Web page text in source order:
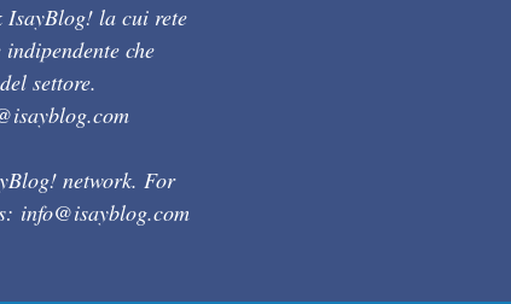
IsayBlog! la cui rete
che
settore.
network. For
info@isayblog.com